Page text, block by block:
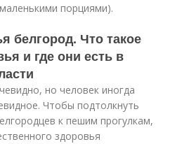
порциями).
белгород. Что такое
и где они есть в
но человек иногда
Чтобы подтолкнуть
к пешим прогулкам,
здоровья